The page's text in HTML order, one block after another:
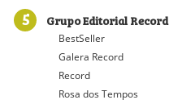
5 Grupo Editorial Record
BestSeller
Galera Record
Record
Rosa dos Tempos